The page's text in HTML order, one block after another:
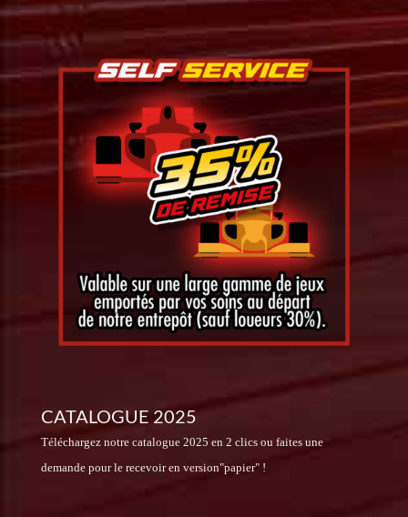
CATALOGUE 2025
Téléchargez notre catalogue 2025 en 2 clics ou faites une
demande pour le recevoir en version"papier" !